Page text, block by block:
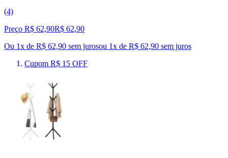
(4)
Preço R$ 62,90R$ 62,90
Ou 1x de R$ 62,90 sem jurosou 1x de R$ 62,90 sem juros
Cupom R$ 15 OFF